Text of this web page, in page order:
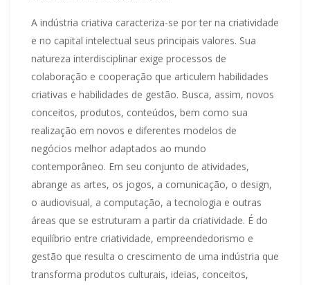
A indústria criativa caracteriza-se por ter na criatividade
e no capital intelectual seus principais valores. Sua
natureza interdisciplinar exige processos de
colaboração e cooperação que articulem habilidades
criativas e habilidades de gestão. Busca, assim, novos
conceitos, produtos, conteúdos, bem como sua
realização em novos e diferentes modelos de
negócios melhor adaptados ao mundo
contemporâneo. Em seu conjunto de atividades,
abrange as artes, os jogos, a comunicação, o design,
o audiovisual, a computação, a tecnologia e outras
áreas que se estruturam a partir da criatividade. É do
equilíbrio entre criatividade, empreendedorismo e
gestão que resulta o crescimento de uma indústria que
transforma produtos culturais, ideias, conceitos,